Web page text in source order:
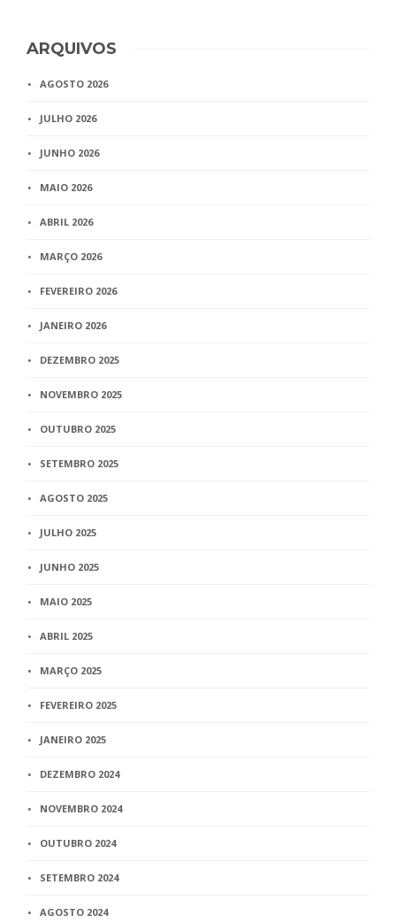
ARQUIVOS
AGOSTO 2026
JULHO 2026
JUNHO 2026
MAIO 2026
ABRIL 2026
MARÇO 2026
FEVEREIRO 2026
JANEIRO 2026
DEZEMBRO 2025
NOVEMBRO 2025
OUTUBRO 2025
SETEMBRO 2025
AGOSTO 2025
JULHO 2025
JUNHO 2025
MAIO 2025
ABRIL 2025
MARÇO 2025
FEVEREIRO 2025
JANEIRO 2025
DEZEMBRO 2024
NOVEMBRO 2024
OUTUBRO 2024
SETEMBRO 2024
AGOSTO 2024